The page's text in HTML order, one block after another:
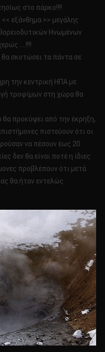
στο πάρκο!!!!
<< εξάνθημα >> μεγάλης
Ηνωμένων
σκοτώσει τα πάντα σε
την κεντρική ΗΠΑ με
τροφίμων στη χώρα θα
προκύψει από την έκρηξη,
πιστεύουν ότι οι
να πέσουν έως 20
δεν θα είναι ποτέ η ίδιες
προβλέπουν ότι μετά
θα ήταν εντελώς